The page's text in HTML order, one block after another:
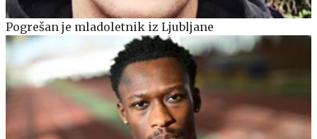
Pogrešan je mladoletnik iz Ljubljane